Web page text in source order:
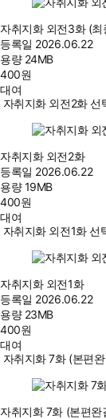
자취지화 외전3화 (최
등록일 2026.06.22
용량 24MB
400원
대여
자취지화 외전2화 선
자취지화 외전2화
등록일 2026.06.22
용량19MB
400원
대여
자취지화 외전1화 선
자취지화 외전1화
등록일 2026.06.22
용량 23MB
400원
대여
자취지화 7화 (본편
자취지화 7화 (본편완